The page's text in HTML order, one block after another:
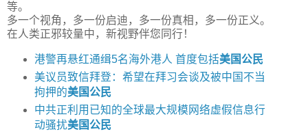
等。
多一个视角，多一份启迪，多一份真相，多一份正义。
在人类正邪较量中，新视野伴您同行！
港警再悬红通缉5名海外港人 首度包括美国公民
美议员致信拜登：希望在拜习会谈及被中国不当
拘押的美国公民
中共正利用已知的全球最大规模网络虚假信息行
动骚扰美国公民